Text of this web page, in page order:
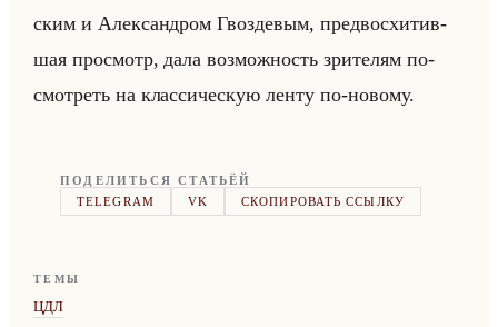
ским и Алек­сан­дром Гвоз­де­вым, пред­вос­хи­тив­
шая про­смотр, дала воз­мож­ность зри­те­лям по­
смот­реть на клас­си­че­скую ленту по-но­во­му.
ПОДЕЛИТЬСЯ СТАТЬЁЙ
TELEGRAM
VK СКОПИРОВАТЬ ССЫЛКУ
ТЕМЫ
ЦДЛ